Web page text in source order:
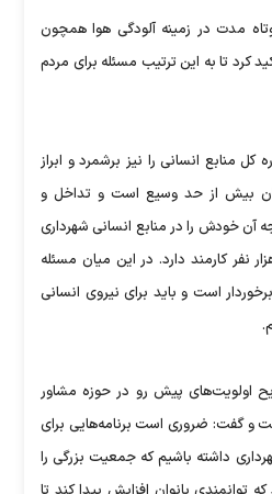
مدت در زمینه آلودگی هوا همچون
کرد تا به این ترتیب مسئله برای مردم
منابع انسانی را نیز برشمرد و ابراز
بیش از حد وسیع است و تداخل و
آن خودش را در منابع انسانی شهرداری
می‌دهد که بیش از 68 هزار نفر کارمند دارد. در این میان مسئله
است و باید برای نیروی انسانی
اولویت‌های پیش رو در حوزه مشاور
و گفت: ضروری است برنامه‌هایی برای
داشته باشیم که جمعیت بزرگی را